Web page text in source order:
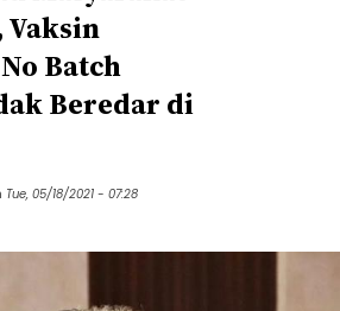
Vaksin
Batch
Beredar di
Tue, 05/18/2021 - 07:28